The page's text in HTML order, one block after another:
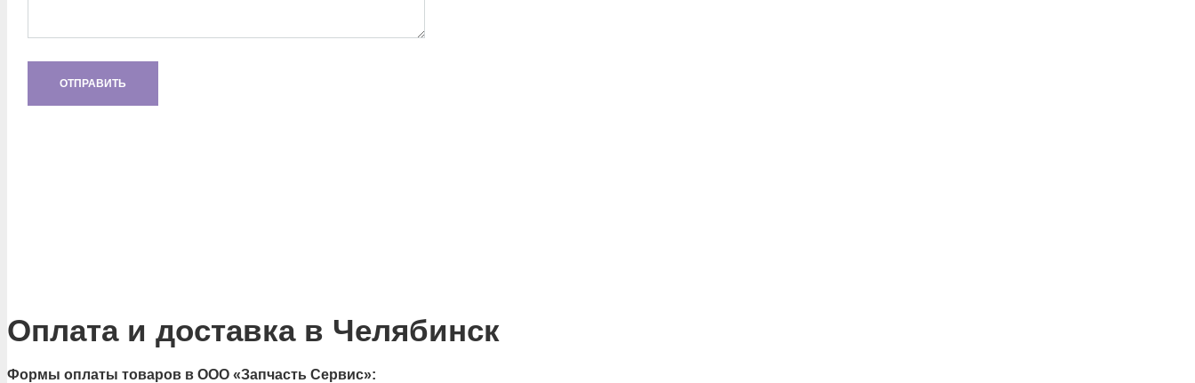
Оплата и доставка в Челябинск
Формы оплаты товаров в ООО «Запчасть Сервис»: